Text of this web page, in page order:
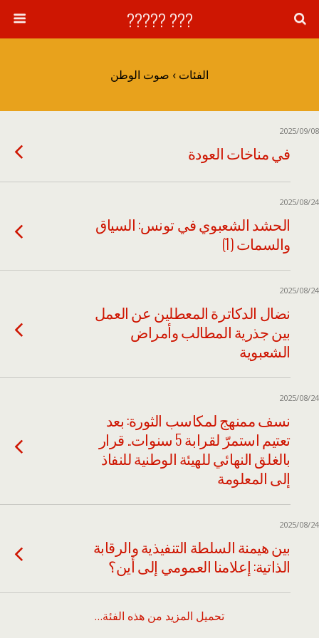
??? ?????
الفئات › صوت الوطن
2025/09/08
في مناخات العودة
2025/08/24
الحشد الشعبوي في تونس: السياق
والسمات (1)
2025/08/24
نضال الدكاترة المعطلين عن العمل
بين جذرية المطالب وأمراض
الشعبوية
2025/08/24
نسف ممنهج لمكاسب الثورة: بعد
تعتيم استمرّ لقرابة 5 سنوات.. قرار
بالغلق النهائي للهيئة الوطنية للنفاذ
إلى المعلومة
2025/08/24
بين هيمنة السلطة التنفيذية والرقابة
الذاتية: إعلامنا العمومي إلى أين؟
تحميل المزيد من هذه الفئة…